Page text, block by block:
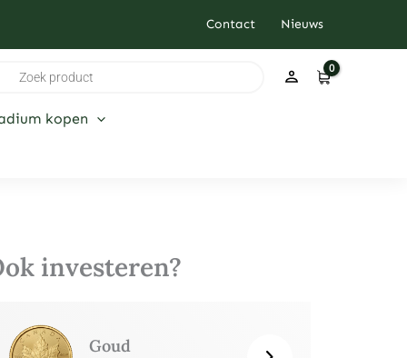
Contact Nieuws
kopen
investeren?
Goud